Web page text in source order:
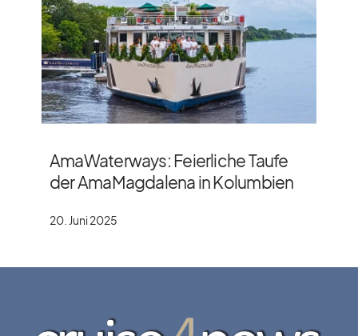
AmaWaterways: Feierliche Taufe
der AmaMagdalena in Kolumbien
20. Juni 2025